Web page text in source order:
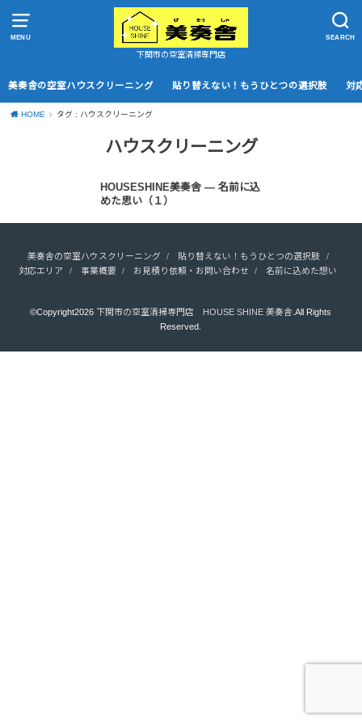
MENU SEARCH
下関市の空室清掃専門店
美奏舎の空室ハウスクリーニング 貼り替えない！もうひとつの選択肢 対
HOME タグ : ハウスクリーニング
ハウスクリーニング
未分類
HOUSESHINE美奏舎 ― 名前に込
めた思い（１）
美奏舎の空室ハウスクリーニング
貼り替えない！もうひとつの選択肢
対応エリア
事業概要 お見積り依頼・お問い合わせ 名前に込めた想い
©Copyright2026 下関市の空室清掃専門店 HOUSE SHINE 美奏舎 .All Rights
Reserved.